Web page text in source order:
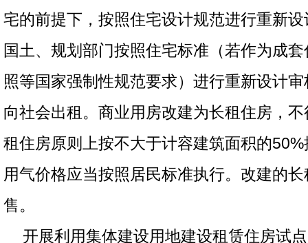
宅的前提下，按照住宅设计规范进行重新
国土、规划部门按照住宅标准（若作为成
照等国家强制性规范要求）进行重新设计
向社会出租。商业用房改建为长租住房，
租住房原则上按不大于计容建筑面积的
用气价格应当按照居民标准执行。改建的
售。
开展利用集体建设用地建设租赁住房试点